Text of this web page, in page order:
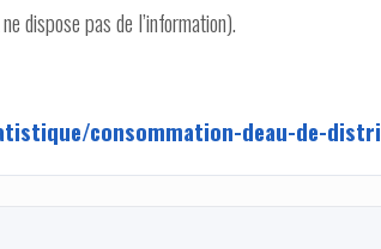
dispose pas de l’information).
consommation-deau-de-